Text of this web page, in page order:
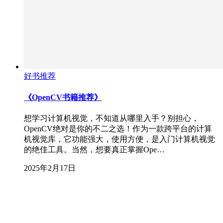
好书推荐
《OpenCV书籍推荐》
想学习计算机视觉，不知道从哪里入手？别担心，
OpenCV绝对是你的不二之选！作为一款跨平台的计算
机视觉库，它功能强大，使用方便，是入门计算机视觉
的绝佳工具。当然，想要真正掌握Ope…
2025年2月17日